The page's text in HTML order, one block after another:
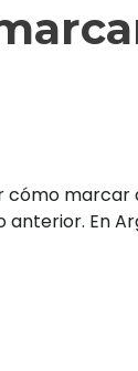
marcar
anterior. En